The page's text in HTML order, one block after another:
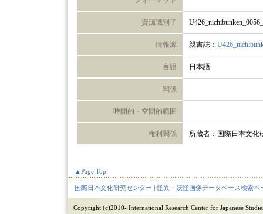
資源識別子
情報源 親書誌：
言語 日本語
関係
時間的・空間的範囲
権利関係 所蔵者：国際日本文化
▲Page Top
国際日本文化研究センター |怪異・妖怪画像データベース検索ペ
Copyright (c)2010- International Research Center for Japanese